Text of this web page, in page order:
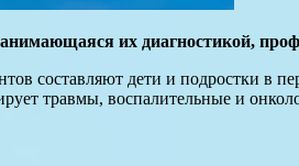
их диагностикой,
составляют дети и подростки в
травмы, воспалительные и